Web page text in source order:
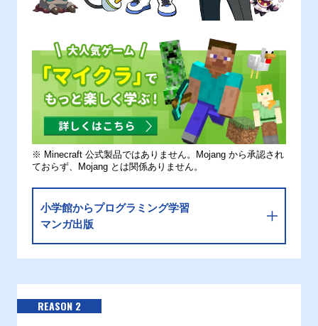
※ Minecraft 公式製品ではありません。Mojang から承認され
ておらず、Mojang とは関係ありません。
小学館からプログラミング学習
マンガ出版
REASON 2